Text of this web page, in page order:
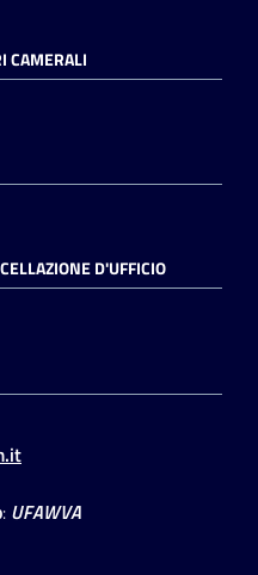
CAMERALI
D'UFFICIO
: UFAWVA